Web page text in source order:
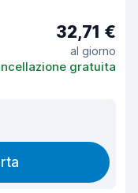
32,71 €
al giorno
gratuita